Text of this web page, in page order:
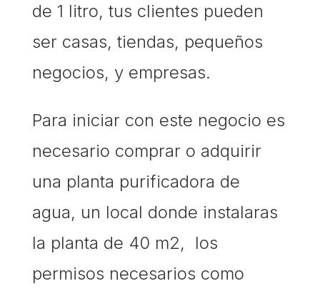
de 1 litro, tus clientes pueden
ser casas, tiendas, pequeños
negocios, y empresas.
Para iniciar con este negocio es
necesario comprar o adquirir
una planta purificadora de
agua, un local donde instalaras
la planta de 40 m2, los
permisos necesarios como